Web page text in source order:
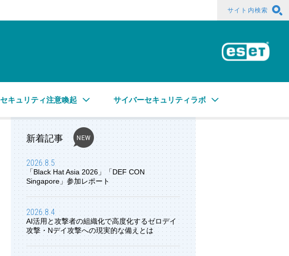
サイト内検索
セキュリティ注意喚起 サイバーセキュリティラボ
新着記事
2026.8.5
「Black Hat Asia 2026」「DEF CON
Singapore」参加レポート
2026.8.4
AI活用と攻撃者の組織化で高度化するゼロデイ
攻撃・Nデイ攻撃への現実的な備えとは